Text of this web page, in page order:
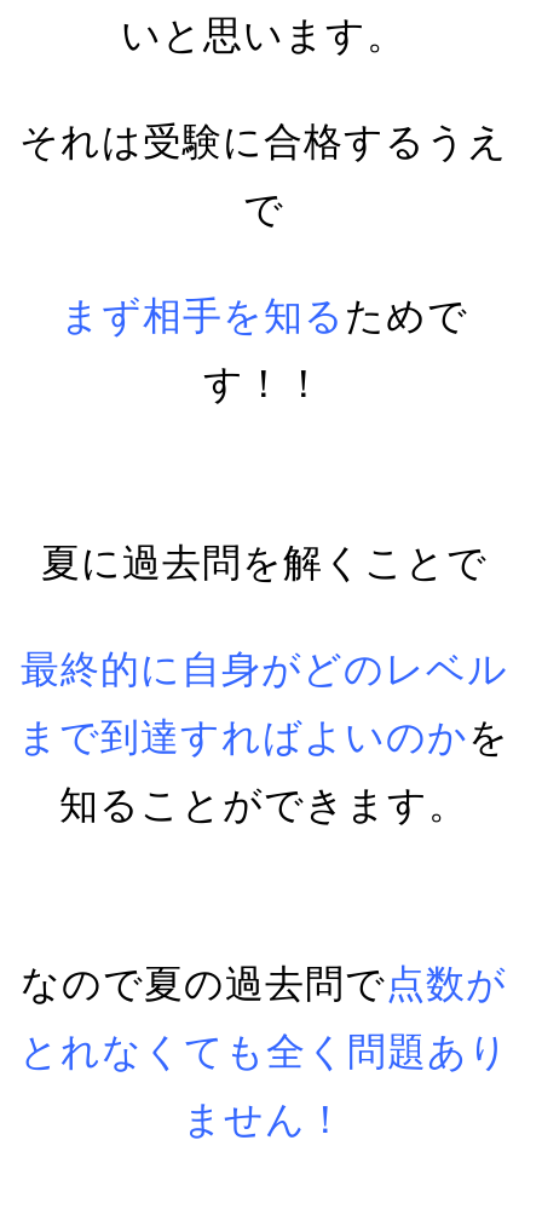
いと思います。
それは受験に合格するうえ
で
まず相手を知る ためで
す！！
夏に過去問を解くことで
最終的に自身がどのレベル
まで到達すればよいのかを
知ることができます。
なので夏の過去問で点数が
とれなくても全く問題あり
ません！